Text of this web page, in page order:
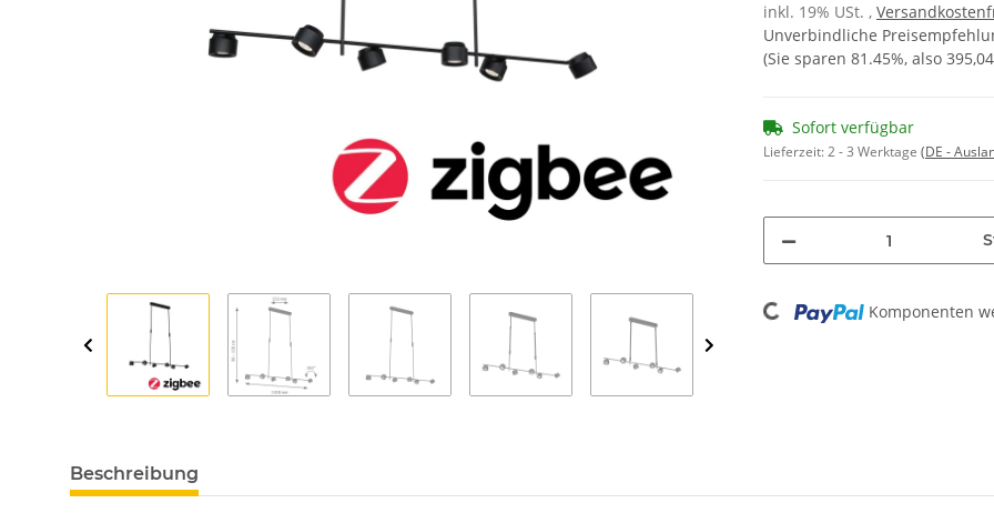
inkl. 19% USt. ,
Unverbindliche
(Sie sparen 81.45%, also
Sofort verfügbar
Lieferzeit:2 - 3 Werktage (DE -
Loading... Komponenten
Beschreibung